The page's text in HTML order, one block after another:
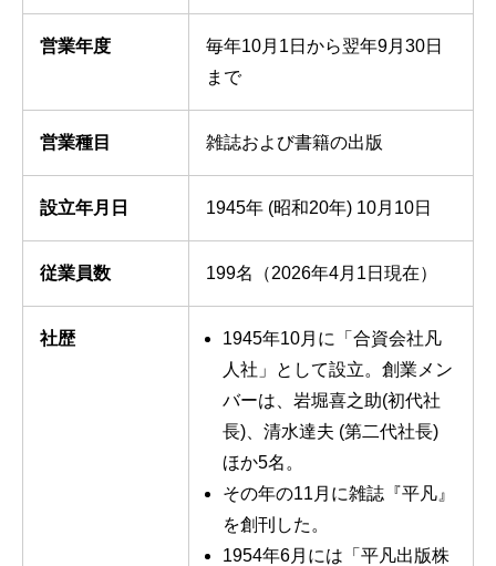
営業年度
毎年10月1日から翌年9月30日
まで
営業種目 雑誌および書籍の出版
設立年月日 1945年 (昭和20年) 10月10日
従業員数 199名（2026年4月1日現在）
社歴
1945年10月に「合資会社凡
人社」として設立。創業メン
バーは、岩堀喜之助(初代社
長)、清水達夫 (第二代社長)
ほか5名。
その年の11月に雑誌『平凡』
を創刊した。
1954年6月には「平凡出版株